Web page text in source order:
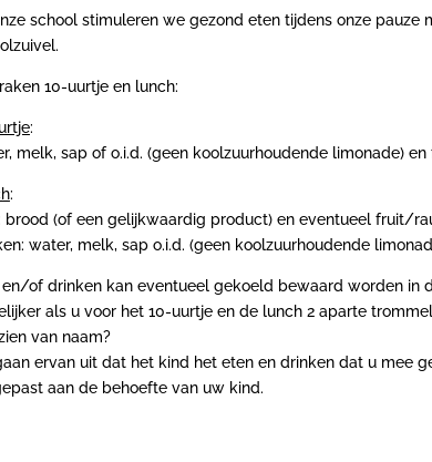
school stimuleren we gezond eten tijdens onze pauze
10-uurtje en lunch:
:
melk, sap of o.i.d. (geen koolzuurhoudende limonade)
:
brood (of een gelijkwaardig product) en eventueel fruit/
water, melk, sap o.i.d. (geen koolzuurhoudende
en/of drinken kan eventueel gekoeld bewaard worden in
als u voor het 10-uurtje en de lunch 2 aparte
van naam?
ervan uit dat het kind het eten en drinken dat u mee
aan de behoefte van uw kind.